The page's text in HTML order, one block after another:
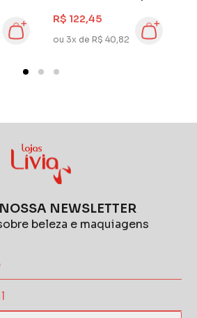
250 ml
R$ 122,45
ou 3x de R$ 40,82
NEWSLETTER
beleza e maquiagens